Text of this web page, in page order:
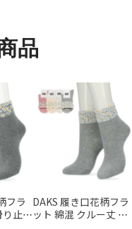
品
フラ
り止め
DAKS 履き口花柄フラ
ット 綿混 クルー丈 ソ